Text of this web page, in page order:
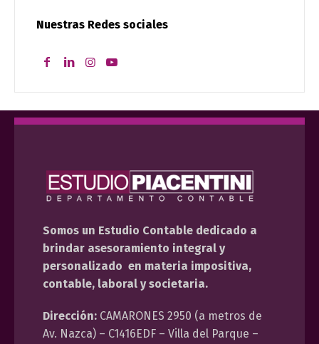
Nuestras Redes sociales
Somos un Estudio Contable dedicado a
brindar asesoramiento integral y
personalizado en materia impositiva,
contable, laboral y societaria.
Dirección: CAMARONES 2950 (a metros de
Av. Nazca) – C1416EDF – Villa del Parque –